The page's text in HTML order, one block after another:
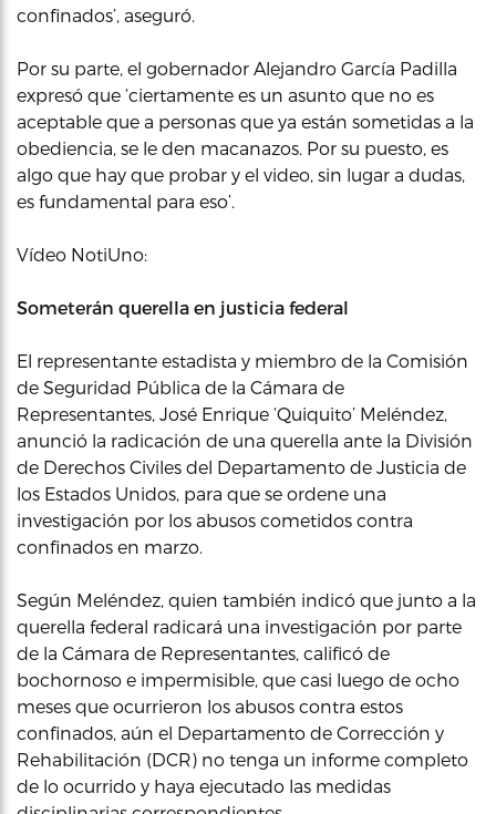
confinados’, aseguró.
Por su parte, el gobernador Alejandro García Padilla
expresó que ‘ciertamente es un asunto que no es
aceptable que a personas que ya están sometidas a la
obediencia, se le den macanazos. Por su puesto, es
algo que hay que probar y el video, sin lugar a dudas,
es fundamental para eso’.
Vídeo NotiUno:
Someterán querella en justicia federal
El representante estadista y miembro de la Comisión
de Seguridad Pública de la Cámara de
Representantes, José Enrique ‘Quiquito’ Meléndez,
anunció la radicación de una querella ante la División
de Derechos Civiles del Departamento de Justicia de
los Estados Unidos, para que se ordene una
investigación por los abusos cometidos contra
confinados en marzo.
Según Meléndez, quien también indicó que junto a la
querella federal radicará una investigación por parte
de la Cámara de Representantes, calificó de
bochornoso e impermisible, que casi luego de ocho
meses que ocurrieron los abusos contra estos
confinados, aún el Departamento de Corrección y
Rehabilitación (DCR) no tenga un informe completo
de lo ocurrido y haya ejecutado las medidas